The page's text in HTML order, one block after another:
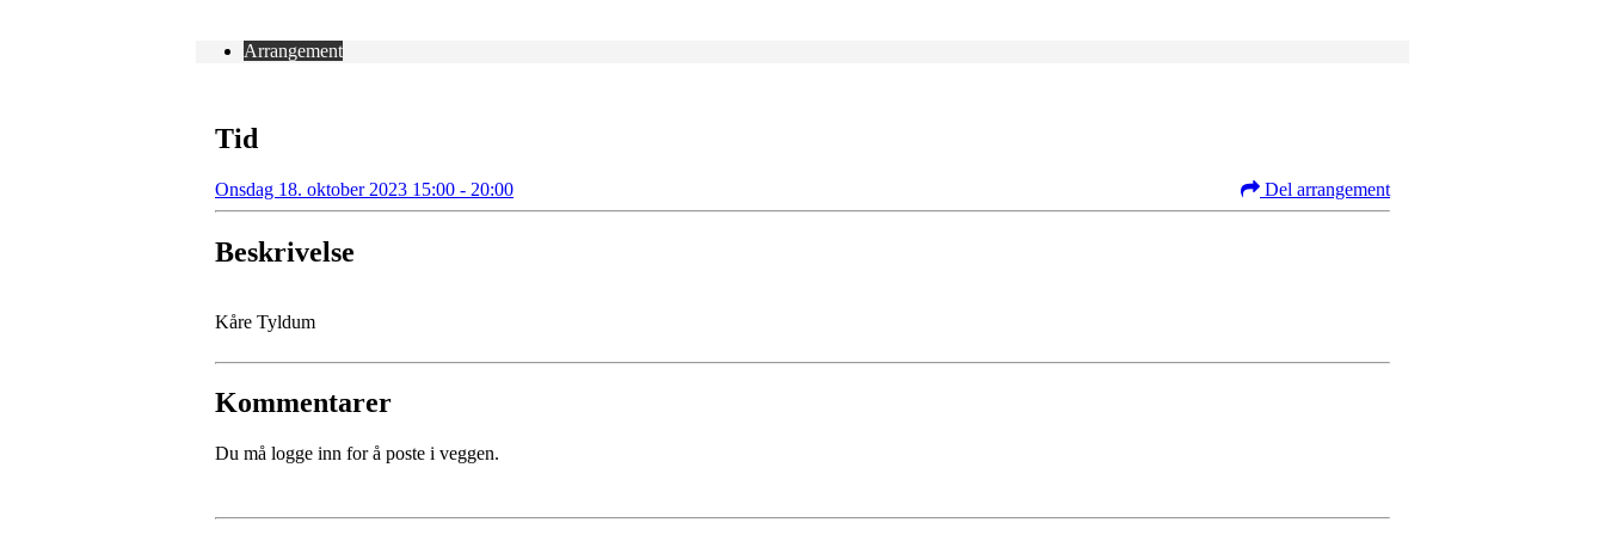
Arrangement
Tid
Onsdag 18. oktober 2023 15:00 - 20:00 Del arrangement
Beskrivelse
Kåre Tyldum
Kommentarer
Du må logge inn for å poste i veggen.